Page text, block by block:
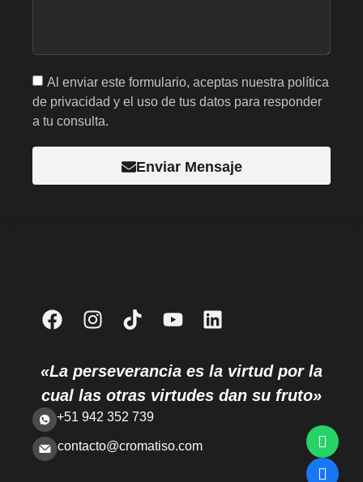
Al enviar este formulario, aceptas nuestra política
de privacidad y el uso de tus datos para responder
a tu consulta.
Enviar Mensaje
«La perseverancia es la virtud por la
cual las otras virtudes dan su fruto»
+51 942 352 739
contacto@cromatiso.com